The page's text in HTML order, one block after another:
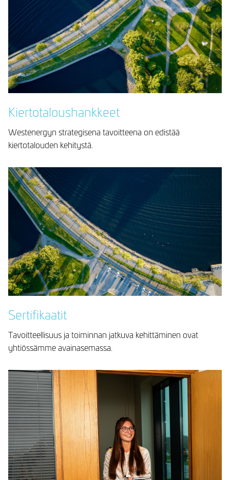
Kiertotaloushankkeet
Westenergyn strategisena tavoitteena on edistää
kiertotalouden kehitystä.
Sertifikaatit
Tavoitteellisuus ja toiminnan jatkuva kehittäminen ovat
yhtiössämme avainasemassa.